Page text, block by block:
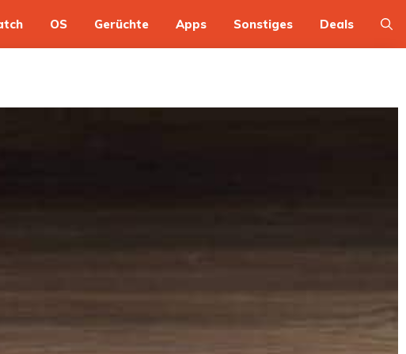
OS Gerüchte Apps Sonstiges Deals